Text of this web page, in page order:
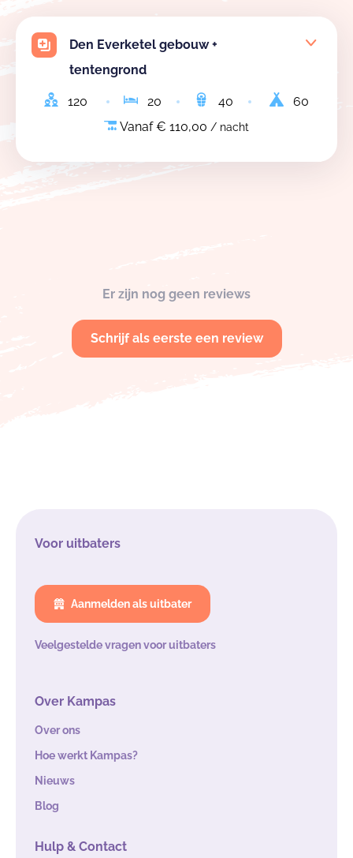
Den Everketel gebouw +
tentengrond
120 20 40
60
Vanaf € 110,00 / nacht
Er zijn nog geen reviews
Schrijf als eerste een review
Voor uitbaters
Aanmelden als uitbater
Veelgestelde vragen voor uitbaters
Over Kampas
Over ons
Hoe werkt Kampas?
Nieuws
Blog
Hulp & Contact